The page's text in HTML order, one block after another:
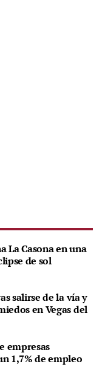
La Casona en una
de sol
salirse de la vía y
en Vegas del
empresas
1,7% de empleo